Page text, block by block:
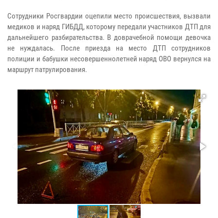
Сотрудники Росгвардии оцепили место происшествия, вызвали
медиков и наряд ГИБДД, которому передали участников ДТП для
дальнейшего разбирательства. В доврачебной помощи девочка
не нуждалась. После приезда на место ДТП сотрудников
полиции и бабушки несовершеннолетней наряд ОВО вернулся на
маршрут патрулирования.